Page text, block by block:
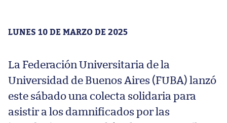
LUNES 10 DE MARZO DE 2025
La Federación Universitaria de la
Universidad de Buenos Aires (FUBA) lanzó
este sábado una colecta solidaria para
asistir a los damnificados por las